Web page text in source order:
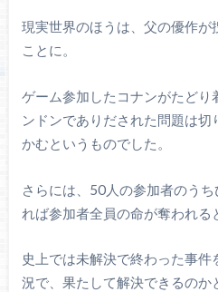
現実世界のほうは、父の優作が
ことに。
ゲーム参加したコナンがたどり
ンドンでありだされた問題は
かむというものでした。
さらには、50人の参加者のう
れば参加者全員の命が奪われる
史上では未解決で終わった事
況で、果たして解決できるのか